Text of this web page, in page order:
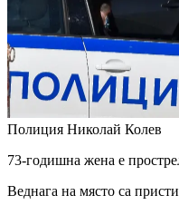
Полиция Николай Колев
73-годишна жена е
Веднага на място са